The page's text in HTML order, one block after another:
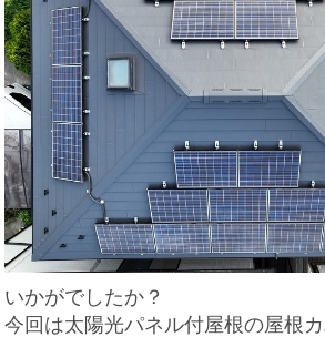
いかがでしたか？
今回は太陽光パネル付屋根の屋根